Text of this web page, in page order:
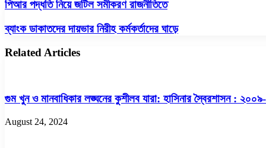
পিআর
নিয়ে
জটিল
রাজনীতিতে
পিআর পদ্ধতি নিয়ে জটিল সমীকরণ রাজনীতিতে
ব্যাংক
ডাকাতদের
দায়ভার
নিরীহ
ব্যাংক ডাকাতদের দায়ভার নিরীহ কর্মকর্তাদের ঘাড়ে
Related Articles
গুম খুন ও মানবাধিকার লঙ্ঘনের কুশীলব যারা: হাসিনার স্বৈরশাসন :
August 24, 2024